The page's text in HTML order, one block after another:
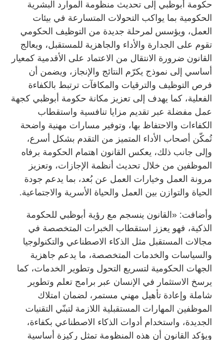
حكومة أبوظبي إلى تحديث منظومة الموارد البشرية
الحكومية بما يواكب التحولات المتسارعة في بيئات
العمل، ويؤسس لمرحلة جديدة من التوظيف الحكومي
تقوم على الجدارة والأداء والجاهزية للمستقبل، ويعالج
القانون ضرورة الانتقال من الاعتماد على الأقدمية كمعيار
أساسي إلى نموذج يكرّم النتائج والإنجاز، ويضمن أن
فرص التوظيف والترقيات والمكافآت ترتبط بالكفاءة
الفعلية، كما يهدف إلى تعزيز مكانة حكومة أبوظبي كجهة
عمل مفضلة عبر تقديم مزايا تنافسية واستقطاب
الكفاءات والاحتفاظ بها، وتوفير مسارات مهنية واضحة
تُمكّن أصحاب الأداء المتميز من التقدم بشكل أسرع،
وإلى جانب ذلك، يعكس القانون اهتمام الحكومة برفاه
الموظفين من خلال تحديث أنظمة الإجازات، وتعزيز
مرونة العمل وخيارات العمل عن بُعد، بما يدعم جودة
الحياة والتوازن بين العمل والحياة الأسرية والاجتماعية.
وأضافت: «القانون ينسجم مع رؤية أبوظبي للحكومة
الذكية، فهو يعزز استقطاب الخبرات المتخصصة في
مجالات المستقبل مثل الذكاء الاصطناعي والتكنولوجيا
والسياسات والخدمات المتخصصة، ما يدعم جاهزية
الجهات الحكومية لتسريع التحول وتطوير الخدمات، كما
يرسخ الاستثمار في الإنسان عبر برامج تعلم وتطوير
شاملة وإعادة تأهيل مهني مستمر، لضمان امتلاك
الموظفين المهارات المستقبلية اللازمة لتبنّي التقنيات
الجديدة، واستخدام أدوات الذكاء الاصطناعي بكفاءة،
ويؤكد القانون أن هذه المنظومة تمثل ركيزة أساسية